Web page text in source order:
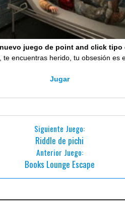
nuevo juego de point and click tipo
encuentras herido, tu obsesión es
Jugar
Siguiente Juego:
Riddle de pichi
Anterior Juego:
Books Lounge Escape